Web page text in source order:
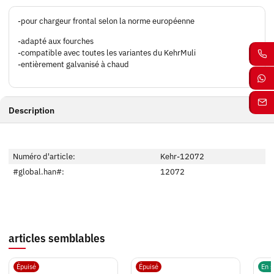
-pour chargeur frontal selon la norme européenne
-adapté aux fourches
-compatible avec toutes les variantes du KehrMuli
-entièrement galvanisé à chaud
Description
Numéro d'article:
Kehr-12072
#global.han#:
12072
articles semblables
Épuisé Épuisé En